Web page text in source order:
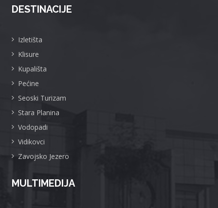
DESTINACIJE
Izletišta
Klisure
Kupališta
Pećine
Seoski Turizam
Stara Planina
Vodopadi
Vidikovci
Zavojsko Jezero
MULTIMEDIJA